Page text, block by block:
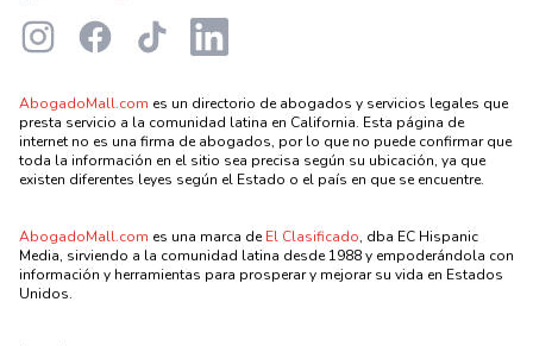
InstagramFacebookTikTok LinkedIn
AbogadoMall.com es un directorio de abogados y servicios legales que
presta servicio a la comunidad latina en California. Esta página de
internet no es una firma de abogados, por lo que no puede confirmar que
toda la información en el sitio sea precisa según su ubicación, ya que
existen diferentes leyes según el Estado o el país en que se encuentre.
AbogadoMall.com es una marca deEl Clasificado, dba EC Hispanic
Media, sirviendo a la comunidad latina desde 1988 y empoderándola con
información y herramientas para prosperar y mejorar su vida en Estados
Unidos.